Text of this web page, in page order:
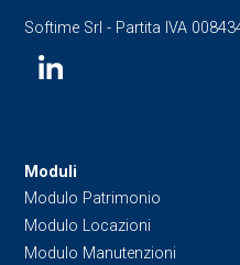
Softime Srl - Partita IVA
Moduli
Modulo Patrimonio
Modulo Locazioni
Modulo Manutenzioni